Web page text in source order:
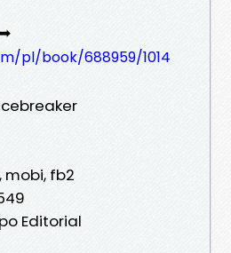
pl/book/688959/1014
mobi, fb2
Editorial